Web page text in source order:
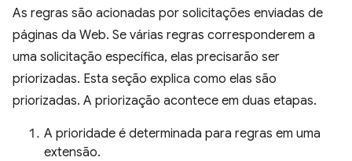
As regras são acionadas por solicitações enviadas de
páginas da Web. Se várias regras corresponderem a
uma solicitação específica, elas precisarão ser
priorizadas. Esta seção explica como elas são
priorizadas. A priorização acontece em duas etapas.
A prioridade é determinada para regras em uma
extensão.